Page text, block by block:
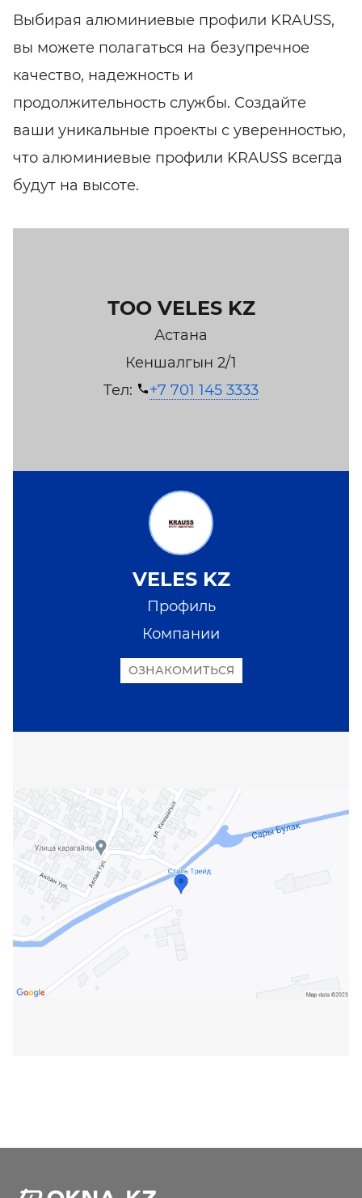
Выбирая алюминиевые профили KRAUSS,
вы можете полагаться на безупречное
качество, надежность и
продолжительность службы. Создайте
ваши уникальные проекты с уверенностью,
что алюминиевые профили KRAUSS всегда
будут на высоте.
ТОО VELES KZ
Астана
Кеншалгын 2/1
Тел:
+7 701 145 3333
VELES KZ
Профиль
Компании
ОЗНАКОМИТЬСЯ